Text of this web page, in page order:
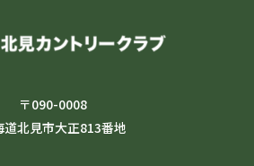
〒090-0008
道北見市大正813番地